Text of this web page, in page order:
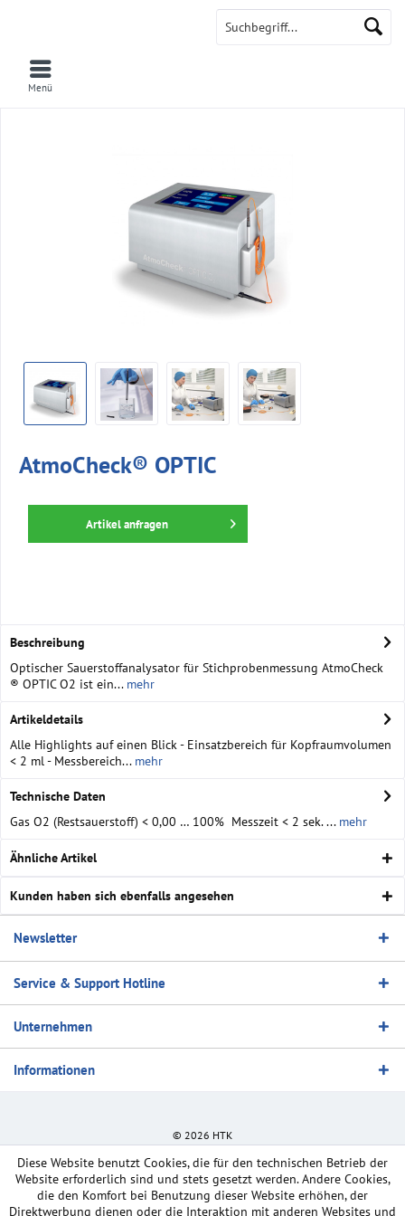
Menü
AtmoCheck® OPTIC
Artikel anfragen
Beschreibung
Optischer Sauerstoffanalysator für Stichprobenmessung AtmoCheck
® OPTIC O2 ist ein...mehr
Artikeldetails
Alle Highlights auf einen Blick - Einsatzbereich für Kopfraumvolumen
< 2 ml - Messbereich...mehr
Technische Daten
Gas O2 (Restsauerstoff) < 0,00 … 100% Messzeit < 2 sek. ...mehr
Ähnliche Artikel
Kunden haben sich ebenfalls angesehen
Newsletter
Service & Support Hotline
Unternehmen
Informationen
© 2026 HTK
Diese Website benutzt Cookies, die für den technischen Betrieb der
Website erforderlich sind und stets gesetzt werden. Andere Cookies,
die den Komfort bei Benutzung dieser Website erhöhen, der
Direktwerbung dienen oder die Interaktion mit anderen Websites und